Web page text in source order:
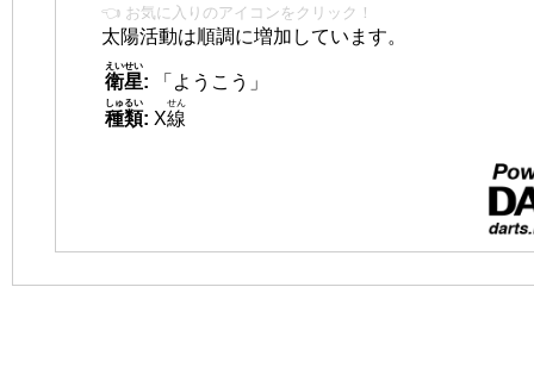
👈 お気に入りのアイコンをクリック！
太陽活動は順調に増加しています。
衛星
えいせい
:
「ようこう」
種類
しゅるい
: X線
せん